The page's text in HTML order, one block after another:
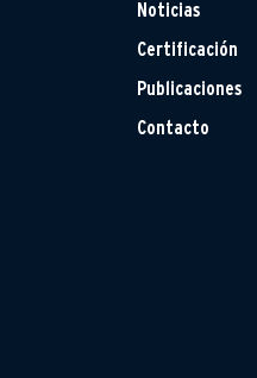
Noticias
Certificación
Publicaciones
Contacto